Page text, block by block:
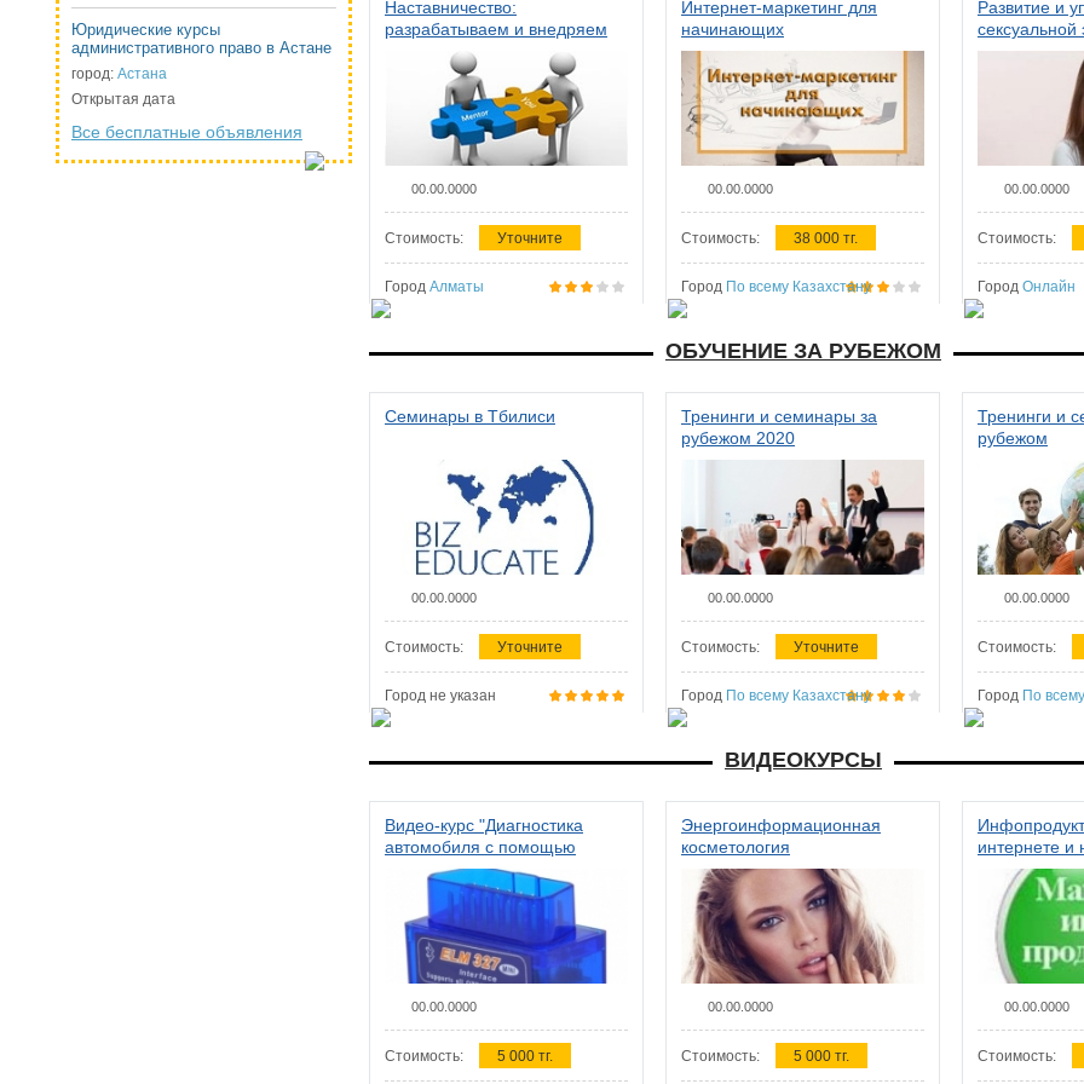
Юридические курсы
административного право в Астане
город: Астана
Открытая дата
Все бесплатные объявления
Наставничество:
разрабатываем и внедряем
систему наставничества в
организации
00.00.0000
Стоимость: Уточните
Город Алматы
Интернет-маркетинг для
начинающих
00.00.0000
Стоимость: 38 000 тг.
Город По всему Казахстану
Развитие и
сексуальной
женщин
00.00.0000
Стоимость:
Город Онлайн
ОБУЧЕНИЕ ЗА РУБЕЖОМ
Семинары в Тбилиси
00.00.0000
Стоимость: Уточните
Город не указан
Тренинги и семинары за
рубежом 2020
00.00.0000
Стоимость: Уточните
Город По всему Казахстану
Тренинги и
рубежом
00.00.0000
Стоимость:
Город По
ВИДЕОКУРСЫ
Видео-курс "Диагностика
автомобиля с помощью
сканера ELM 327"
00.00.0000
Стоимость: 5 000 тг.
Энергоинформационная
косметология
00.00.0000
Стоимость: 5 000 тг.
интернете и
00.00.0000
Стоимость: